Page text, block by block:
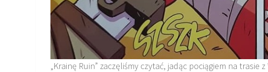
„Krainę Ruin” zaczęliśmy czytać, jadąc pociągiem na